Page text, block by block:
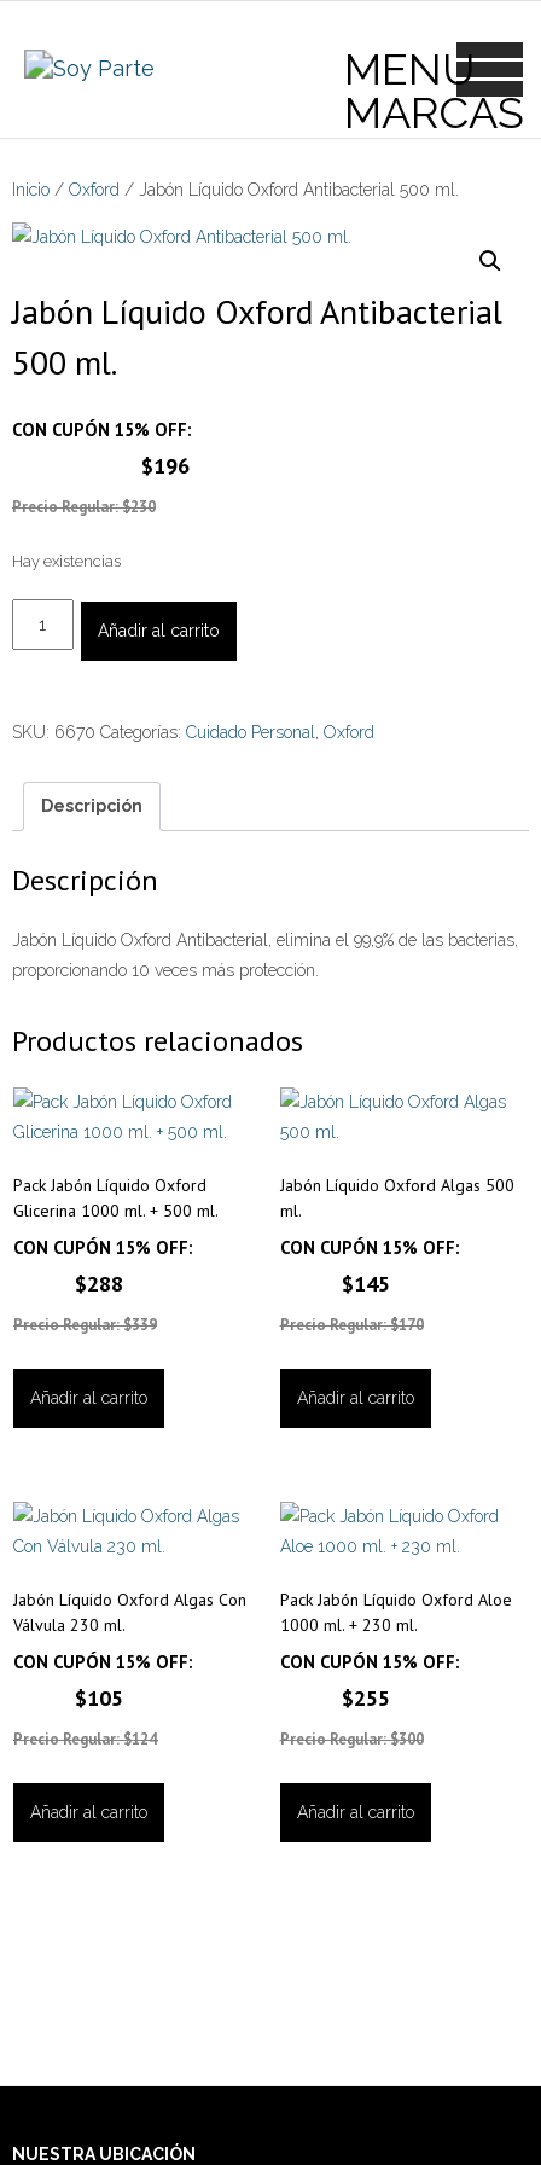
content
Inicio / Oxford / Jabón Líquido Oxford Antibacterial 500 ml.
Jabón Líquido Oxford Antibacterial
500 ml.
CON CUPÓN 15% OFF:
$196
Precio Regular: $230
Hay existencias
500
cantidad
Añadir al carrito
SKU: 6670 Categorías: Cuidado Personal Oxford
Descripción
Descripción
Jabón Líquido Oxford Antibacterial, elimina el 99,9% de las bacterias,
proporcionando 10 veces más protección.
Productos relacionados
Pack Jabón Líquido Oxford
Glicerina 1000 ml. + 500 ml.
CON CUPÓN 15% OFF:
$288
Precio Regular: $339
Añadir al carrito
Jabón Líquido Oxford Algas 500
ml.
CON CUPÓN 15% OFF:
$145
Precio Regular: $170
Añadir al carrito
Jabón Líquido Oxford Algas Con
Válvula 230 ml.
CON CUPÓN 15% OFF:
$105
Precio Regular: $124
Añadir al carrito
Pack Jabón Líquido Oxford Aloe
1000 ml. + 230 ml.
CON CUPÓN 15% OFF:
$255
Precio Regular: $300
Añadir al carrito
NUESTRAUBICACIÓN